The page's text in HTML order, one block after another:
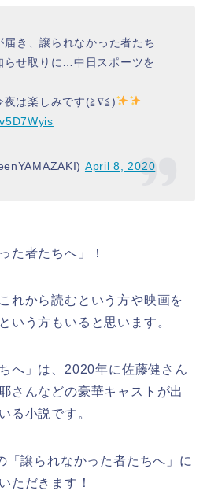
き、譲られなかった者たち
らせ取りに…中日スポーツを
は楽しみです(≧∇≦)
April 8, 2020
た者たちへ」！
れから読むという方や映画を
いう方もいると思います。
へ」は、2020年に佐藤健さん
さんなどの豪華キャストが出
る小説です。
譲られなかった者たちへ」に
ただきます！